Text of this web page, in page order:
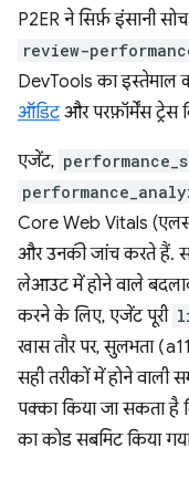
P2ER ने सिर्फ़ इंसानी
review-
DevTools का इस्तेमाल
ऑडिटऔर परफ़ॉर्मेंस
एजेंट,
Core Web Vitals
और उनकी जांच करते हैं.
लेआउट में होने वाले
करने के लिए, एजेंट पूरी
खास तौर पर, सुलभता
सही तरीकों में होने वाली
पक्का किया जा सकता है
का कोड सबमिट किया